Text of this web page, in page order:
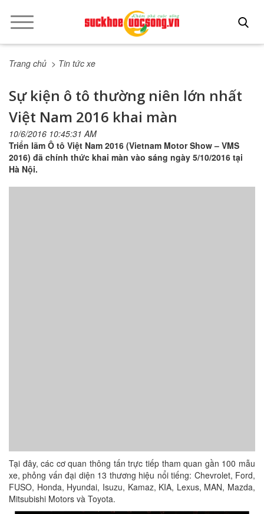
Trang chủ > Tin tức xe
Sự kiện ô tô thường niên lớn nhất
Việt Nam 2016 khai màn
10/6/2016 10:45:31 AM
Triển lãm Ô tô Việt Nam 2016 (Vietnam Motor Show – VMS
2016) đã chính thức khai màn vào sáng ngày 5/10/2016 tại
Hà Nội.
Tại đây, các cơ quan thông tấn trực tiếp tham quan gần 100 mẫu
xe, phỏng vấn đại diện 13 thương hiệu nổi tiếng: Chevrolet, Ford,
FUSO, Honda, Hyundai, Isuzu, Kamaz, KIA, Lexus, MAN, Mazda,
Mitsubishi Motors và Toyota.